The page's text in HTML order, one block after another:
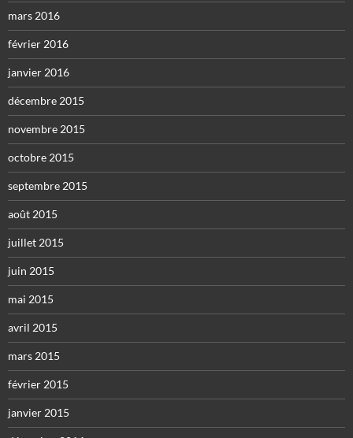
mars 2016
février 2016
janvier 2016
décembre 2015
novembre 2015
octobre 2015
septembre 2015
août 2015
juillet 2015
juin 2015
mai 2015
avril 2015
mars 2015
février 2015
janvier 2015